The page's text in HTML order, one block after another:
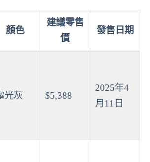
顏色
建議零售
價
發售日期
光灰 $5,388
2025年4
月11日